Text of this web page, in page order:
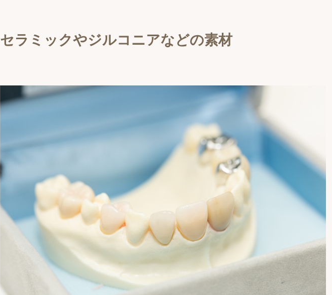
セラミックやジルコニアなどの素材